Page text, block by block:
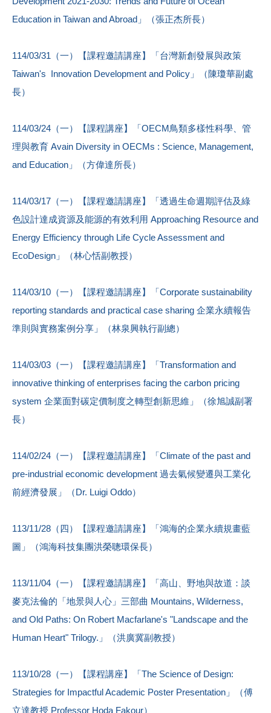
Education in Taiwan and Abroad」（張正杰所長）
114/03/31（一）【課程邀請講座】「台灣新創發展與政策
Taiwan's Innovation Development and Policy」（陳瓊華副處
長）
114/03/24（一）【課程講座】「OECM鳥類多樣性科學、管
理與教育 Avain Diversity in OECMs : Science, Management,
and Education」（方偉達所長）
114/03/17（一）【課程邀請講座】「透過生命週期評估及綠
色設計達成資源及能源的有效利用 Approaching Resource and
Energy Efficiency through Life Cycle Assessment and
EcoDesign」（林心恬副教授）
114/03/10（一）【課程邀請講座】「Corporate sustainability
reporting standards and practical case sharing 企業永續報告
準則與實務案例分享」（林泉興執行副總）
114/03/03（一）【課程邀請講座】「Transformation and
innovative thinking of enterprises facing the carbon pricing
system 企業面對碳定價制度之轉型創新思維」（徐旭誠副署
長）
114/02/24（一）【課程邀請講座】「Climate of the past and
pre-industrial economic development 過去氣候變遷與工業化
前經濟發展」（Dr. Luigi Oddo）
113/11/28（四）【課程邀請講座】「鴻海的企業永續規畫藍
圖」（鴻海科技集團洪榮聰環保長）
113/11/04（一）【課程邀請講座】「高山、野地與故道：談
麥克法倫的「地景與人心」三部曲 Mountains, Wilderness,
and Old Paths: On Robert Macfarlane's "Landscape and the
Human Heart" Trilogy.」（洪廣冀副教授）
113/10/28（一）【課程講座】「The Science of Design:
Strategies for Impactful Academic Poster Presentation」（傅
立達教授 Professor Hoda Fakour）